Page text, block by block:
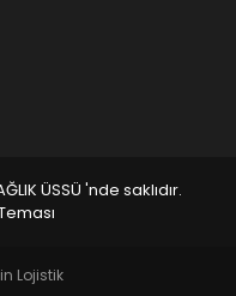
ÜSSÜ 'nde saklıdır.
Lojistik